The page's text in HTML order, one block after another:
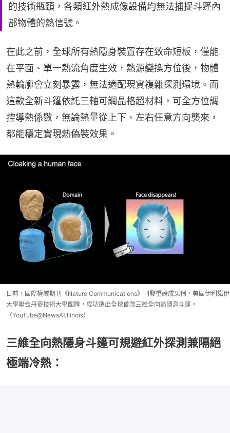
的技術瓶頸，各類紅外熱成像設備均無法捕捉斗篷內
部物體的熱信號。
在此之前，全球所有熱隱身裝置存在致命短板，僅能
在平面、單一熱流角度生效，熱源變換方位後，物體
熱輪廓會立刻暴露，無法適配現實複雜探測環境。而
這款全新斗篷依託三軸可調晶格超材料，可全方位調
控導熱係數，無論熱量從上下、左右任意方向襲來，
都能穩定實現熱偽裝效果。
日前，國際權威期刊《Nature Communications》刊發重磅成果稱，美國伊利諾伊
大學聯合丹麥技術大學團隊，成功造出全球首款三維全向熱隱身斗篷。
（YouTube@NewsAtIllinois）
三維全向熱隱身斗篷可規避紅外探測兼隔絕
極端冷熱：